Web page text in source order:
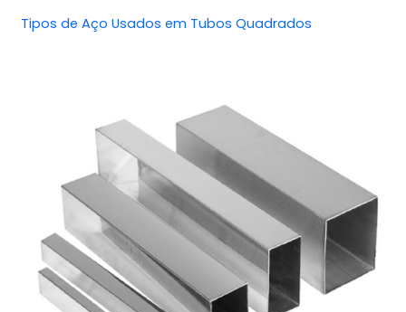
Tipos de Aço Usados em Tubos Quadrados